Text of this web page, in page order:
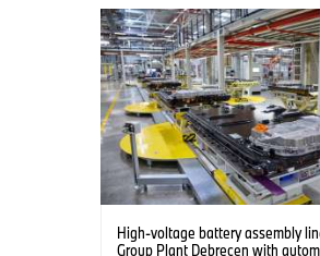
High-voltage battery assembly
Group Plant Debrecen with